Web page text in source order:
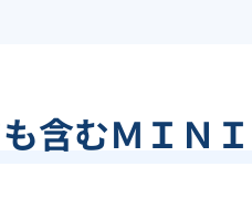
含むＭＩＮＩ